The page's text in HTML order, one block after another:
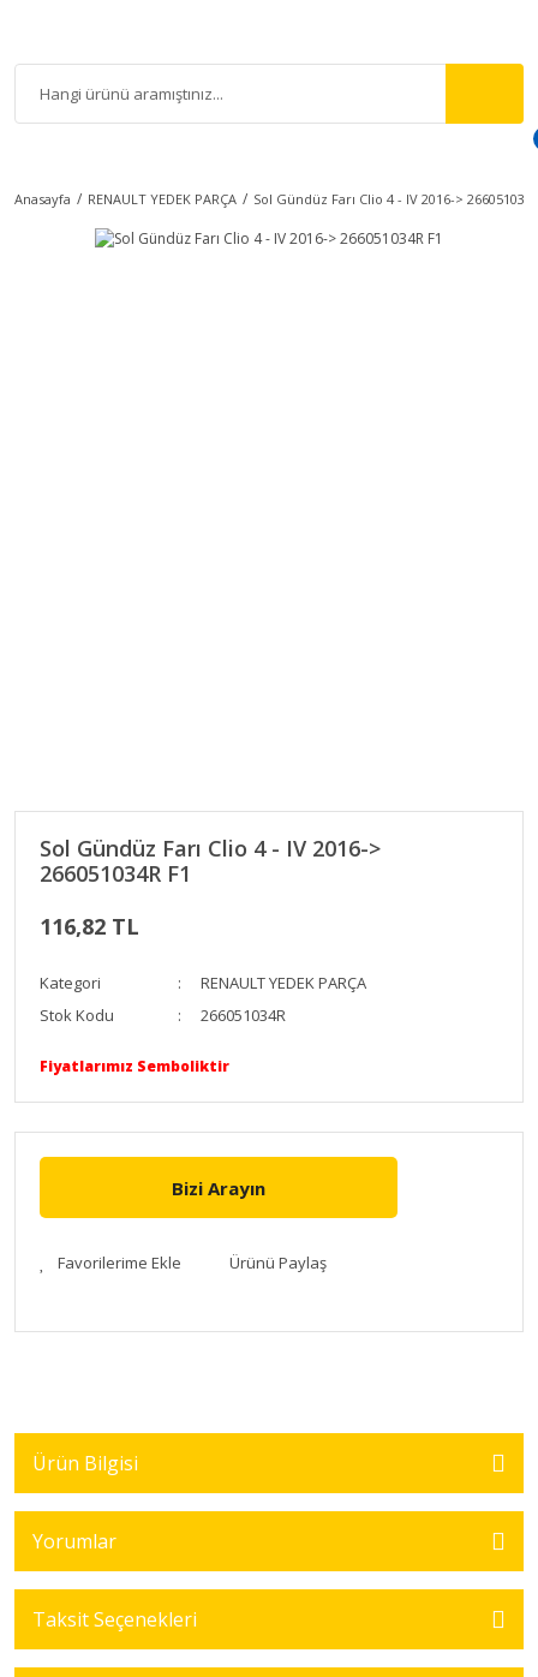
Anasayfa RENAULT YEDEK PARÇA Sol Gündüz Farı Clio 4 - IV 2016->
Sol Gündüz Farı Clio 4 - IV 2016->
266051034R F1
116,82 TL
Kategori
RENAULT YEDEK PARÇA
Stok Kodu
266051034R
Fiyatlarımız Semboliktir
Bizi Arayın
Ürünü Paylaş
Ürün Bilgisi
Yorumlar
Taksit Seçenekleri